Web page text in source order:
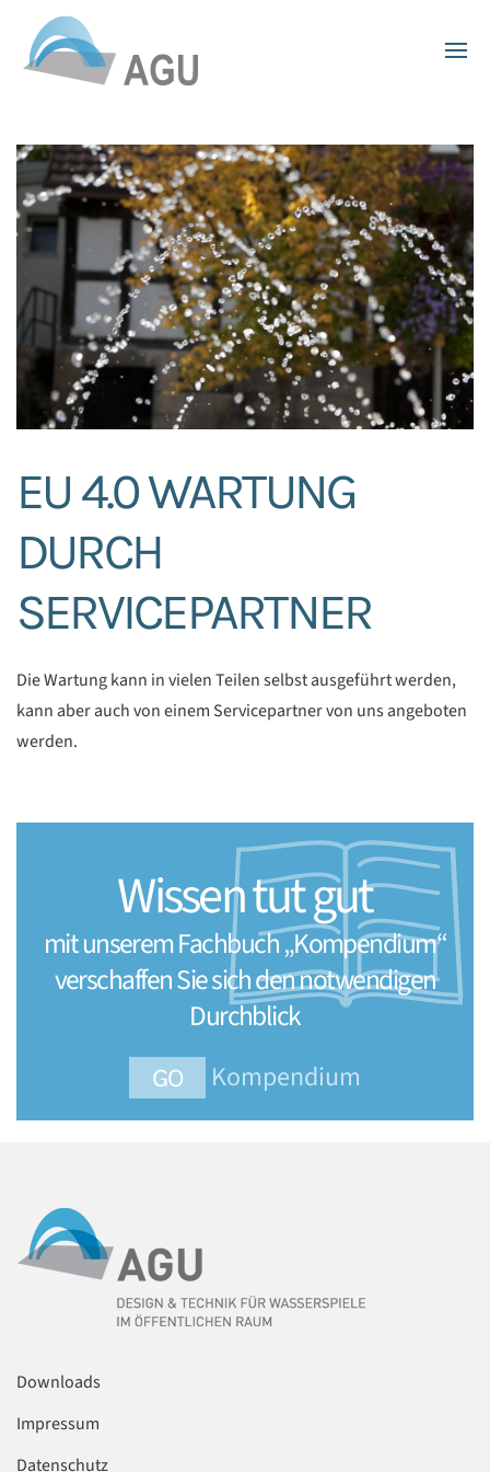
Skip to main content
EU 4.0 WARTUNG
DURCH
SERVICEPARTNER
Die Wartung kann in vielen Teilen selbst ausgeführt werden,
kann aber auch von einem Servicepartner von uns angeboten
werden.
Wissen tut gut
mit unserem Fachbuch „Kompendium“
verschaffen Sie sich den notwendigen
Durchblick
GO Kompendium
Downloads
Impressum
Datenschutz